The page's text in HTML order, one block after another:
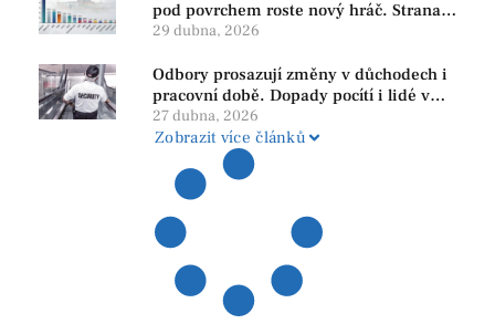
pod povrchem roste nový hráč. Strana
PRO se drží nejvýš mezi menšími
29 dubna, 2026
Odbory prosazují změny v důchodech i
pracovní době. Dopady pocítí i lidé v
našem regionu
27 dubna, 2026
Zobrazit více článků